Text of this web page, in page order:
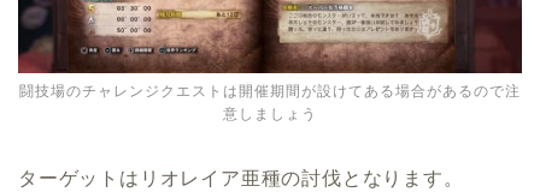
闘技場のチャレンジクエストは開催期間が設けてある場合があるので注
意しましょう
ターゲットはリオレイア亜種の討伐となります。